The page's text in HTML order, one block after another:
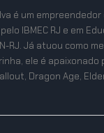
é um
IBMEC RJ e em
RJ. Já atuou como
ele é
Dragon Age,